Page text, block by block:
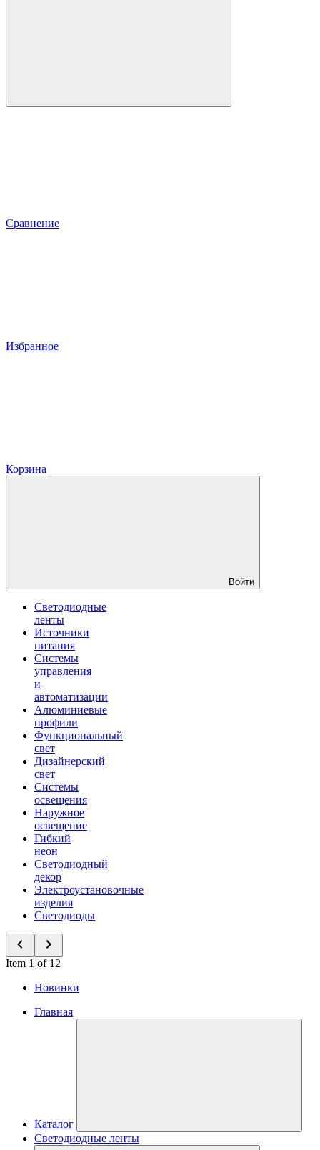
Сравнение
Избранное
Корзина
Войти
Светодиодные
ленты
Источники
питания
Системы
управления
и
автоматизации
Алюминиевые
профили
Функциональный
свет
Дизайнерский
свет
Системы
освещения
Наружное
освещение
Гибкий
неон
Светодиодный
декор
Электроустановочные
изделия
Светодиоды
Item 1 of 12
Новинки
Главная
Каталог
Светодиодные ленты